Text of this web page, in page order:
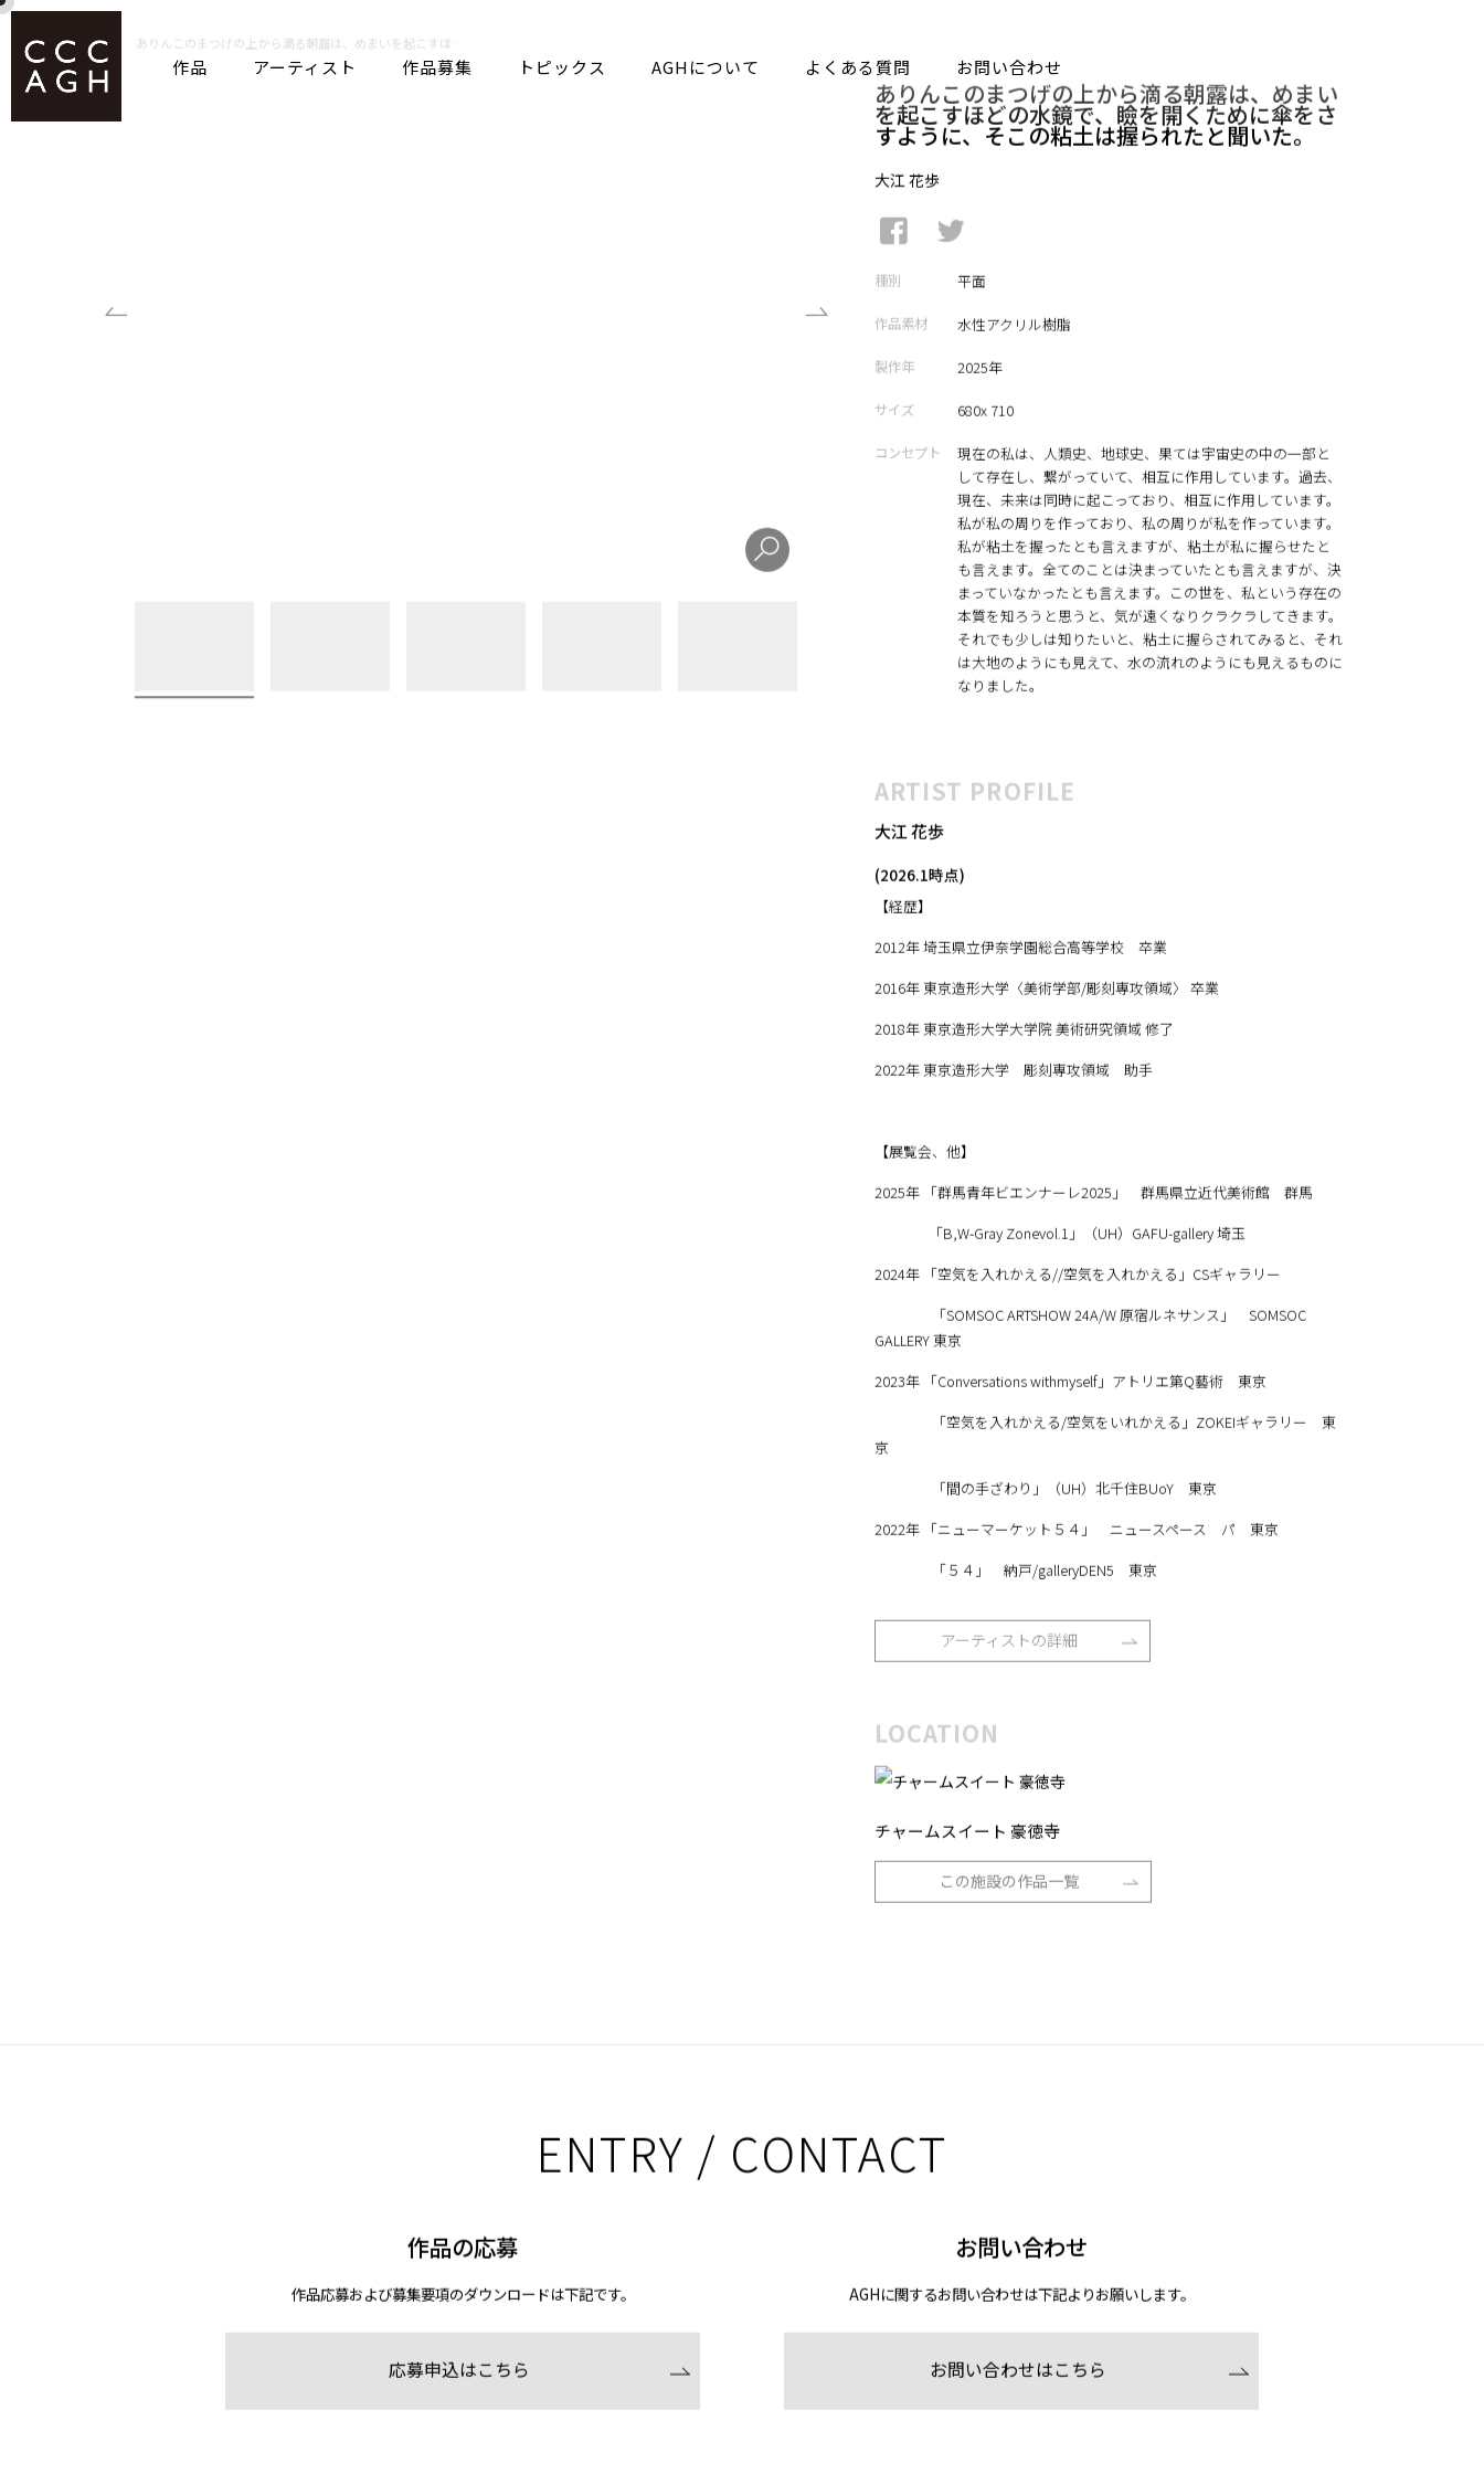
作品 アーティスト 作品募集 トピックス AGHについて よくある質問 お問い合わせ
ホーム 作品
ありんこのまつげの上から滴る朝露は、めまい
を起こすほどの水鏡で、瞼を開くために傘をさ
すように、そこの粘土は握られたと聞いた。
大江 花歩
種別 平面
作品素材 水性アクリル樹脂
製作年 2025年
サイズ 680x 710
現在の私は、人類史、地球史、果ては宇宙史の中の一部と
して存在し、繋がっていて、相互に作用しています。過去、
現在、未来は同時に起こっており、相互に作用しています。
私が私の周りを作っており、私の周りが私を作っています。
私が粘土を握ったとも言えますが、粘土が私に握らせたと
も言えます。全てのことは決まっていたとも言えますが、決
まっていなかったとも言えます。この世を、私という存在の
本質を知ろうと思うと、気が遠くなりクラクラしてきます。
それでも少しは知りたいと、粘土に握らされてみると、それ
ARTIST PROFILE
大江 花歩
(2026.1時点)
【経歴】
2012年 埼玉県立伊奈学園総合高等学校 卒業
2016年 東京造形大学〈美術学部/彫刻専攻領域〉 卒業
2018年 東京造形大学大学院 美術研究領域 修了
【展覧会、他】
2025年 「群馬青年ビエンナーレ2025」 群馬県立近代美術館 群馬
「B,W-Gray Zonevol.1」（UH）GAFU-gallery 埼玉
2024年 「空気を入れかえる//空気を入れかえる」CSギャラリー
GALLERY 東京
2023年 「Conversations withmyself」アトリエ第Q藝術 東京
「間の手ざわり」（UH）北千住BUoY 東京
2022年 「ニューマーケット５４」 ニュースペース パ 東京
LOCATION
チャームスイート 豪徳寺
ENTRY / CONTACT
作品の応募
作品応募および募集要項のダウンロードは下記です。
応募申込はこちら
お問い合わせ
AGHに関するお問い合わせは下記よりお願いします。
お問い合わせはこちら